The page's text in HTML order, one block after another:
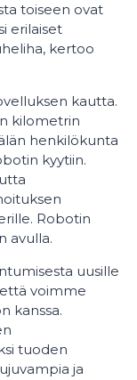
toiseen ovat
erilaiset
kertoo
kautta.
kilometrin
henkilökunta
kyytiin.
Robotin
avulla.
uusille
voimme
kanssa.
tuoden
ja